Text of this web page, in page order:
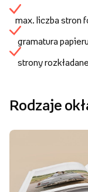
max. liczba stron
gramatura
strony
Rodzaje